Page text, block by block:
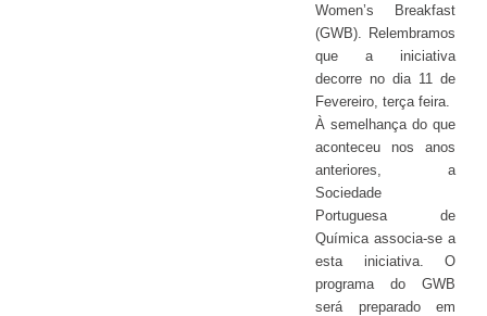
Women’s Breakfast
(GWB). Relembramos
que a iniciativa
decorre no dia 11 de
Fevereiro, terça feira.
À semelhança do que
aconteceu nos anos
anteriores, a
Sociedade
Portuguesa de
Química associa-se a
esta iniciativa. O
programa do GWB
será preparado em